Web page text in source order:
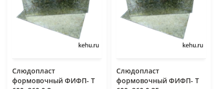
Слюдопласт
формовочный ФИФП- Т
Слюдопласт
формовочный ФИФП- Т